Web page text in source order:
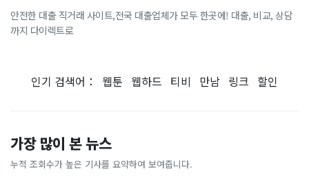
안전한 대출 직거래 사이트,전국 대출업체가 모두 한곳에! 대출, 비교, 상담
까지 다이렉트로
인기 검색어： 웹툰 웹하드 티비 만남 링크 할인
가장 많이 본 뉴스
누적 조회수가 높은 기사를 요약하여 보여줍니다.